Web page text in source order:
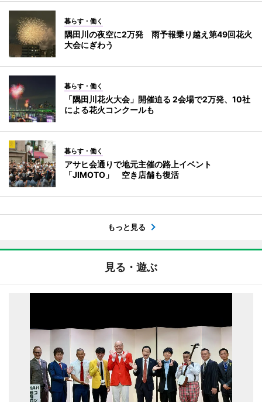
暮らす・働く
隅田川の夜空に2万発 雨予報乗り越え第49回花火
大会にぎわう
暮らす・働く
「隅田川花火大会」開催迫る 2会場で2万発、10社
による花火コンクールも
暮らす・働く
アサヒ会通りで地元主催の路上イベント
「JIMOTO」 空き店舗も復活
もっと見る
見る・遊ぶ